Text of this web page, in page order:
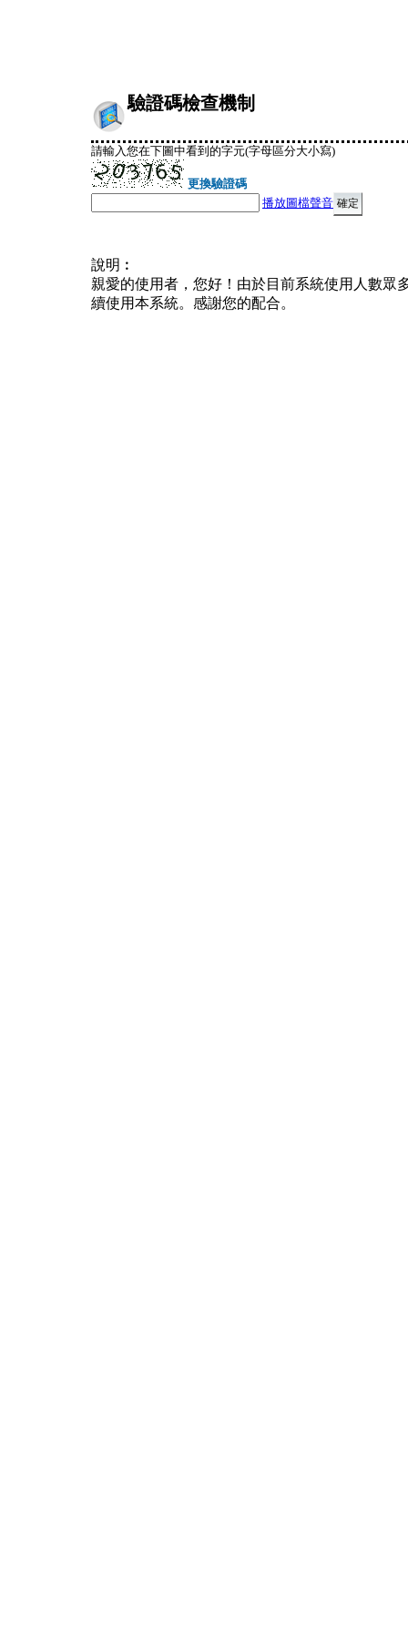
驗證碼檢查機制
請輸入您在下圖中看到的字元(字母區分大小寫)
更換驗證碼
播放圖檔聲音
說明︰
親愛的使用者，您好！由於目前系統使用人數眾
續使用本系統。感謝您的配合。